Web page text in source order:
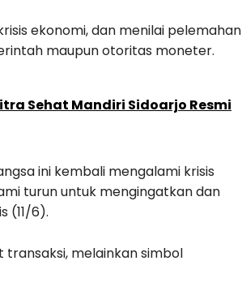
ekonomi, dan menilai pelemahan
maupun otoritas moneter.
Sehat Mandiri Sidoarjo Resmi
ini kembali mengalami krisis
turun untuk mengingatkan dan
(11/6).
transaksi, melainkan simbol